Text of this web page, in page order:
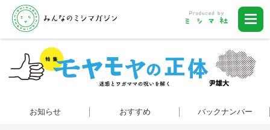
お知らせ おすすめ バックナンバー